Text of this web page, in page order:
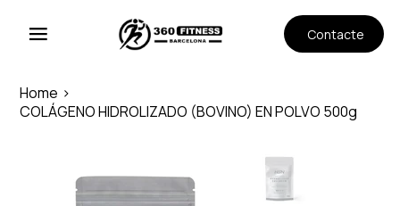
Contacte
Home >
COLÁGENO HIDROLIZADO (BOVINO) EN POLVO 500g